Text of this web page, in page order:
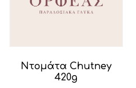
Ντομάτα Chutney
420g